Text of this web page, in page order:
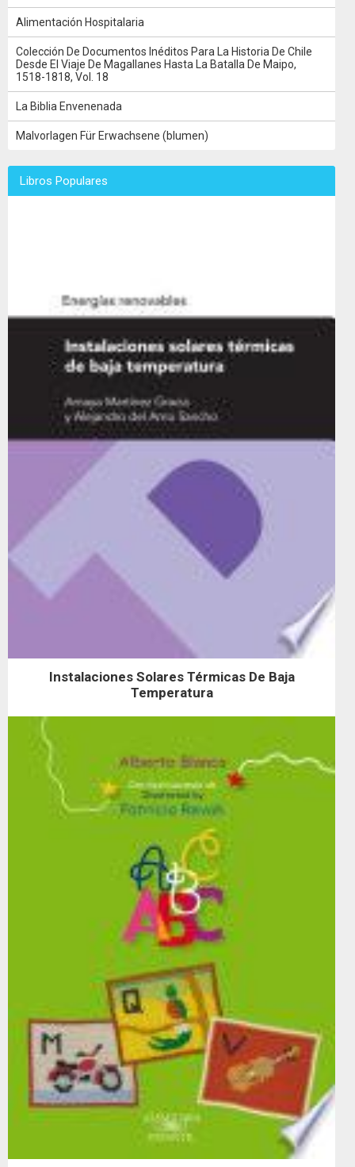
Alimentación Hospitalaria
Colección De Documentos Inéditos Para La Historia De Chile
Desde El Viaje De Magallanes Hasta La Batalla De Maipo,
1518-1818, Vol. 18
La Biblia Envenenada
Malvorlagen Für Erwachsene (blumen)
Libros Populares
Instalaciones Solares Térmicas De Baja
Temperatura